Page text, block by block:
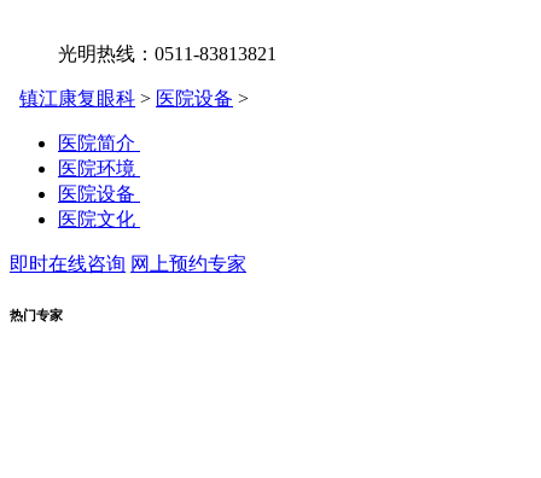
光明热线：0511-83813821
镇江康复眼科 > 医院设备 >
医院简介
医院环境
医院设备
医院文化
即时在线咨询 网上预约专家
热门专家